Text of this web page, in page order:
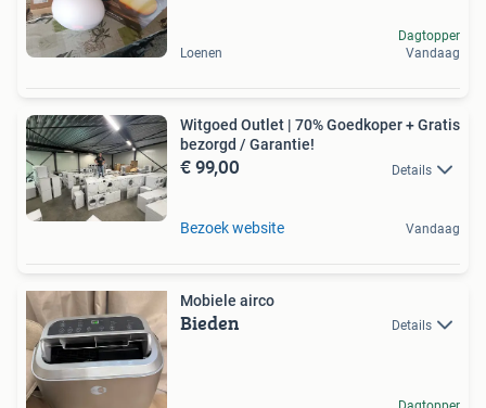
Loenen
Dagtopper
Vandaag
Witgoed Outlet | 70% Goedkoper + Gratis
bezorgd / Garantie!
€ 99,00 Details
Bezoek website Vandaag
Mobiele airco
Bieden Details